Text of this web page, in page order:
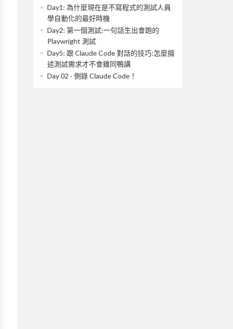
Day1: 為什麼現在是不寫程式的測試人員
學自動化的最好時機
Day2: 第一個測試:一句話生出會跑的
Playwright 測試
Day5: 跟 Claude Code 對話的技巧:怎麼描
述測試需求才不會雞同鴨講
Day 02 - 側錄 Claude Code！